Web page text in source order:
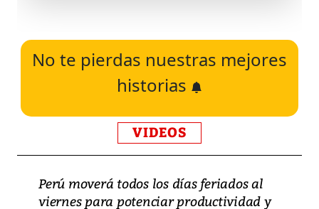
No te pierdas nuestras mejores
historias
VIDEOS
Perú moverá todos los días feriados al
viernes para potenciar productividad y